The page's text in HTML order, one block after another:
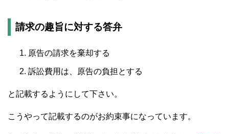
請求の趣旨に対する答弁
原告の請求を棄却する
訴訟費用は、原告の負担とする
と記載するようにして下さい。
こうやって記載するのがお約束事になっています。